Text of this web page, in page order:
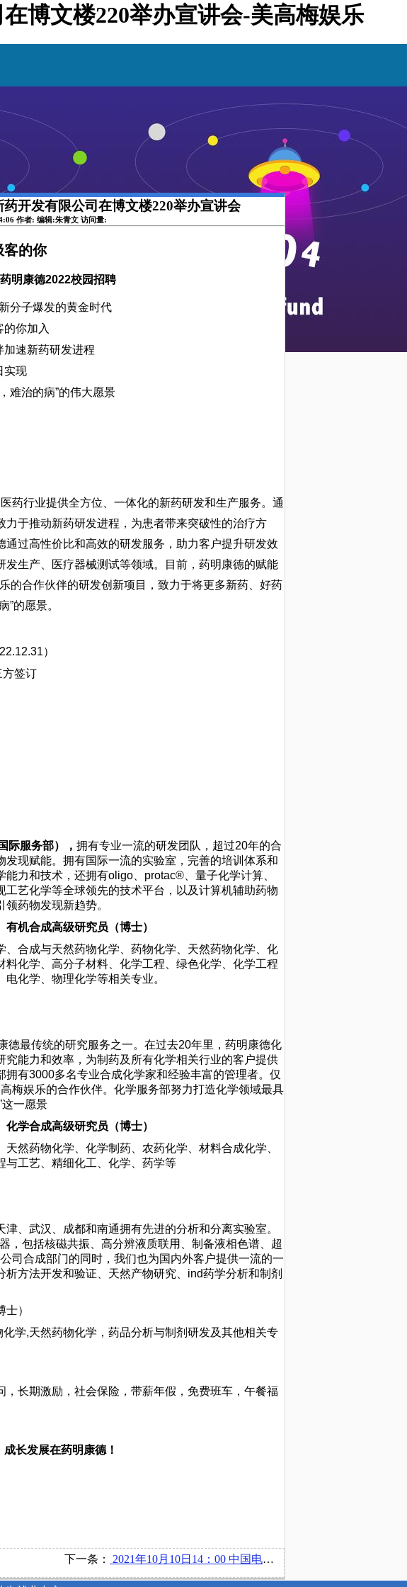
博文楼220举办宣讲会-美高梅娱乐
开发有限公司在博文楼220举办宣讲会
作者: 编辑:朱青文 访问量:
客的你
药明康德2022校园招聘
分子爆发的黄金时代
的你加入
加速新药研发进程
实现
难治的病”的伟大愿景
药行业提供全方位、一体化的新药研发和生产服务。通
于推动新药研发进程，为患者带来突破性的治疗方
过高性价比和高效的研发服务，助力客户提升研发效
生产、医疗器械测试等领域。目前，药明康德的赋能
的合作伙伴的研发创新项目，致力于将更多新药、好药
的愿景。
）
签订
服务部）， 拥有专业一流的研发团队，超过20年的合
现赋能。拥有国际一流的实验室，完善的培训体系和
力和技术，还拥有oligo、protac®、量子化学计算、
艺化学等全球领先的技术平台，以及计算机辅助药物
药物发现新趋势。
机合成高级研究员（博士）
合成与天然药物化学、药物化学、天然药物化学、化
化学、高分子材料、化学工程、绿色化学、化学工程
化学、物理化学等相关专业。
德最传统的研究服务之一。在过去20年里，药明康德化
能力和效率，为制药及所有化学相关行业的客户提供
有3000多名专业合成化学家和经验丰富的管理者。仅
梅娱乐的合作伙伴。化学服务部努力打造化学领域最具
这一愿景
学合成高级研究员（博士）
然药物化学、化学制药、农药化学、材料合成化学、
与工艺、精细化工、化学、药学等
、武汉、成都和南通拥有先进的分析和分离实验室。
，包括核磁共振、高分辨液质联用、制备液相色谱、超
司合成部门的同时，我们也为国内外客户提供一流的一
方法开发和验证、天然产物研究、ind药学分析和制剂
）
学,天然药物化学，药品分析与制剂研发及其他相关专
长期激励，社会保险，带薪年假，免费班车，午餐福
长发展在药明康德！
下一条： 2021年10月10日14：00 中国电建集团山东电力建设第一工程有限公司在博文楼220举办宣讲会